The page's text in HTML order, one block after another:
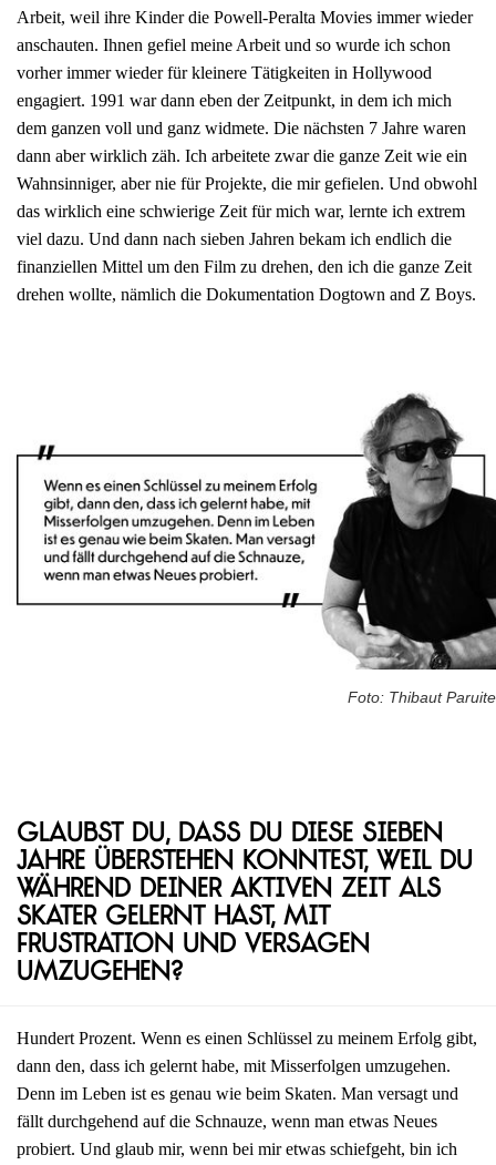
Arbeit, weil ihre Kinder die Powell-Peralta Movies immer wieder
anschauten. Ihnen gefiel meine Arbeit und so wurde ich schon
vorher immer wieder für kleinere Tätigkeiten in Hollywood
engagiert. 1991 war dann eben der Zeitpunkt, in dem ich mich
dem ganzen voll und ganz widmete. Die nächsten 7 Jahre waren
dann aber wirklich zäh. Ich arbeitete zwar die ganze Zeit wie ein
Wahnsinniger, aber nie für Projekte, die mir gefielen. Und obwohl
das wirklich eine schwierige Zeit für mich war, lernte ich extrem
viel dazu. Und dann nach sieben Jahren bekam ich endlich die
finanziellen Mittel um den Film zu drehen, den ich die ganze Zeit
drehen wollte, nämlich die Dokumentation Dogtown and Z Boys.
Foto: Thibaut Paruite
Glaubst du, dass du diese sieben
Jahre überstehen konntest, weil du
während deiner aktiven Zeit als
Skater gelernt hast, mit
Frustration und Versagen
umzugehen?
Hundert Prozent. Wenn es einen Schlüssel zu meinem Erfolg gibt,
dann den, dass ich gelernt habe, mit Misserfolgen umzugehen.
Denn im Leben ist es genau wie beim Skaten. Man versagt und
fällt durchgehend auf die Schnauze, wenn man etwas Neues
probiert. Und glaub mir, wenn bei mir etwas schiefgeht, bin ich